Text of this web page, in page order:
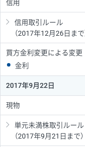
信用
信用取引ルール
（2017年12月26日まで
買方金利変更による変更
金利
2017年9月22日
現物
単元未満株取引ルール
（2017年9月21日まで）